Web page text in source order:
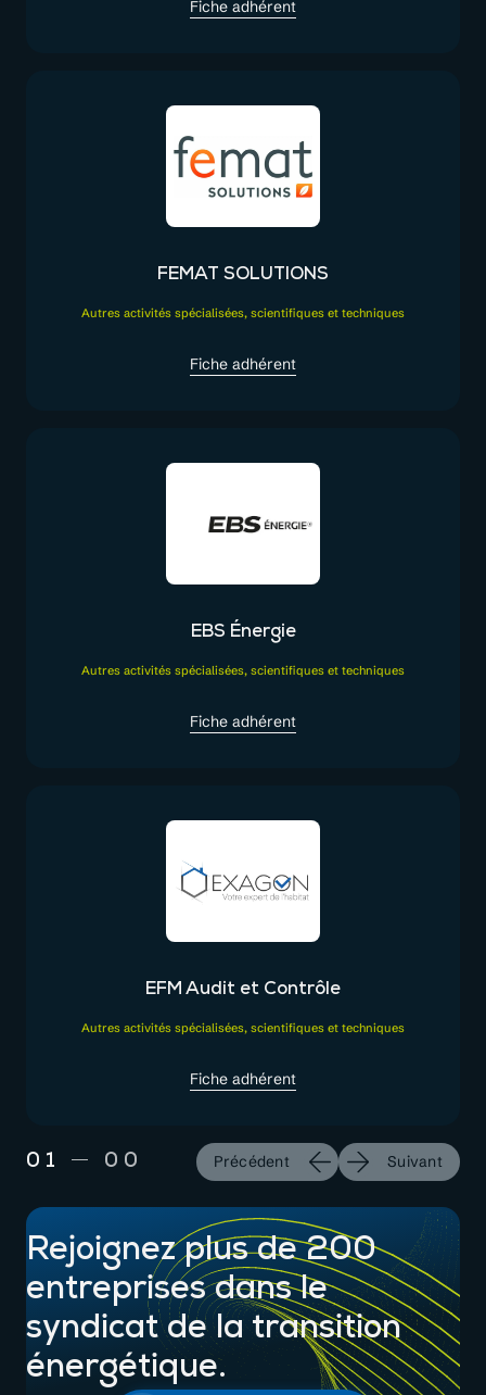
Fiche adhérent
FEMAT SOLUTIONS
Autres activités spécialisées, scientifiques et techniques
Fiche adhérent
EBS Énergie
Autres activités spécialisées, scientifiques et techniques
Fiche adhérent
EFM Audit et Contrôle
Autres activités spécialisées, scientifiques et techniques
Fiche adhérent
01 00 Précédent Suivant
Rejoignez plus de 200
entreprises dans le
syndicat de la transition
énergétique.